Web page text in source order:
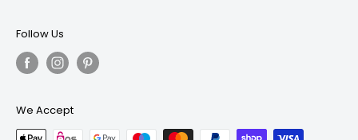
Follow Us
We Accept